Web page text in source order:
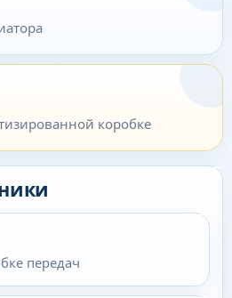
коробке
передач